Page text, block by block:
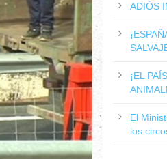
ADIÓS
¡EL
El
los